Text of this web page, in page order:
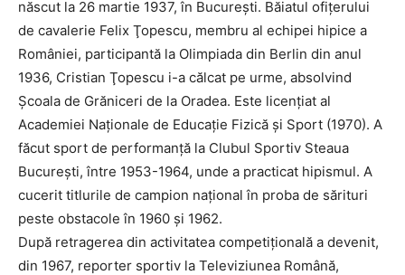
născut la 26 martie 1937, în Bucureşti. Băiatul ofiţerului
de cavalerie Felix Ţopescu, membru al echipei hipice a
României, participantă la Olimpiada din Berlin din anul
1936, Cristian Ţopescu i-a călcat pe urme, absolvind
Şcoala de Grăniceri de la Oradea. Este licenţiat al
Academiei Naţionale de Educaţie Fizică şi Sport (1970). A
făcut sport de performanţă la Clubul Sportiv Steaua
Bucureşti, între 1953-1964, unde a practicat hipismul. A
cucerit titlurile de campion naţional în proba de sărituri
peste obstacole în 1960 şi 1962.
După retragerea din activitatea competiţională a devenit,
din 1967, reporter sportiv la Televiziunea Română,